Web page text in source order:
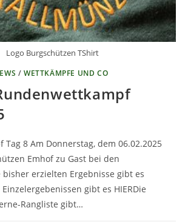
Logo Burgschützen TShirt
/WETTKÄMPFE UND CO
Tag 8 Am Donnerstag, dem 06.02.2025
Emhof zu Gast bei den
bisher erzielten Ergebnisse gibt es
gibt es HIERDie
Rangliste gibt…